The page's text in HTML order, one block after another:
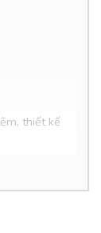
thiết kế
ngòi chì kim
1 thước